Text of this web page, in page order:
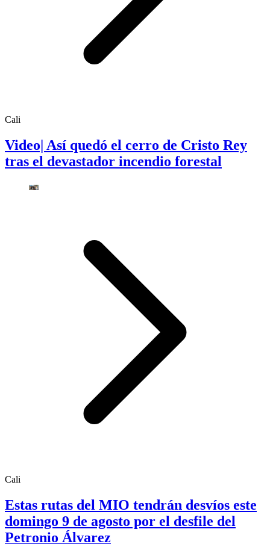
Cali
Video| Así quedó el cerro de Cristo Rey
tras el devastador incendio forestal
Cali
Estas rutas del MIO tendrán desvíos este
domingo 9 de agosto por el desfile del
Petronio Álvarez